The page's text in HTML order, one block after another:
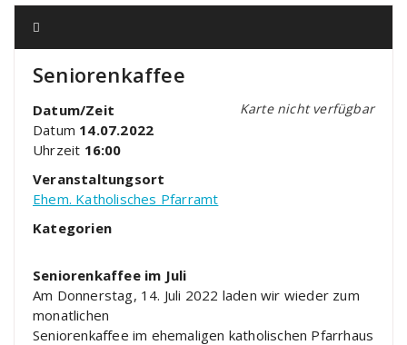
Seniorenkaffee
Karte nicht verfügbar
Datum/Zeit
Datum 14.07.2022
Uhrzeit 16:00
Veranstaltungsort
Ehem. Katholisches Pfarramt
Kategorien
Seniorenkaffee im Juli
Am Donnerstag, 14. Juli 2022 laden wir wieder zum
monatlichen
Seniorenkaffee im ehemaligen katholischen Pfarrhaus